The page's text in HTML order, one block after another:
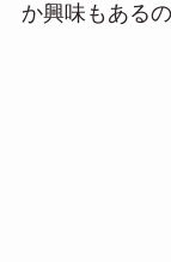
か興味もあるの